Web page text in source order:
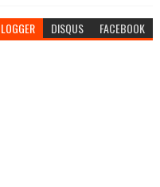
DISQUS FACEBOOK